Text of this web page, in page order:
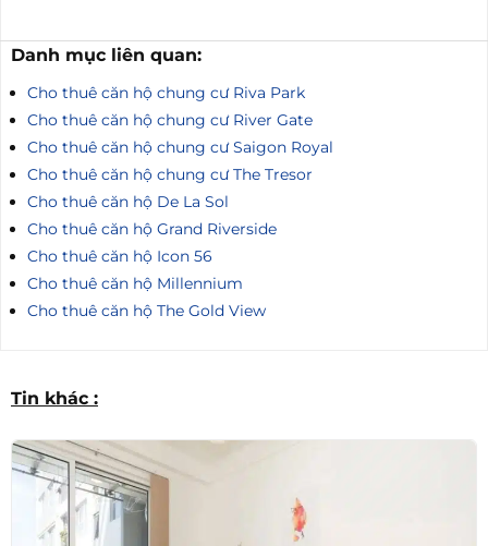
Danh mục liên quan:
Cho thuê căn hộ chung cư Riva Park
Cho thuê căn hộ chung cư River Gate
Cho thuê căn hộ chung cư Saigon Royal
Cho thuê căn hộ chung cư The Tresor
Cho thuê căn hộ De La Sol
Cho thuê căn hộ Grand Riverside
Cho thuê căn hộ Icon 56
Cho thuê căn hộ Millennium
Cho thuê căn hộ The Gold View
Tin khác :